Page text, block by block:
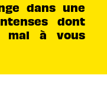
dans une
dont
mal à vous